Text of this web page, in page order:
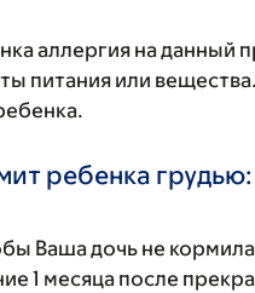
аллергия на
питания или
ребенка грудью:
Ваша дочь не
1 месяца после